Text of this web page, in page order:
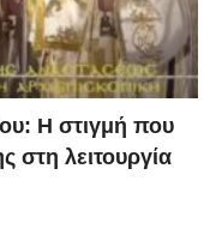
Η στιγμή που
στη λειτουργία